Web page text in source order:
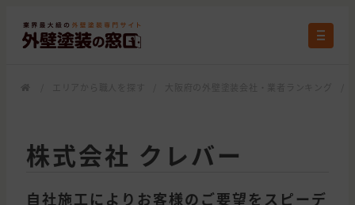
株式会社 クレバー
自社施工によりお客様のご要望をスピーデ